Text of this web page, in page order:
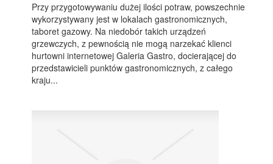
Przy przygotowywaniu dużej ilości potraw, powszechnie
wykorzystywany jest w lokalach gastronomicznych,
taboret gazowy. Na niedobór takich urządzeń
grzewczych, z pewnością nie mogą narzekać klienci
hurtowni internetowej Galeria Gastro, docierającej do
przedstawicieli punktów gastronomicznych, z całego
kraju...